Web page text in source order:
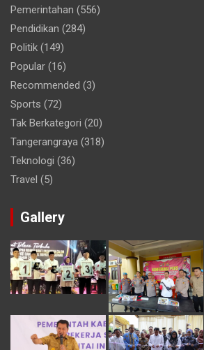
Pemerintahan (556)
Pendidikan (284)
Politik (149)
Popular (16)
Recommended (3)
Sports (72)
Tak Berkategori (20)
Tangerangraya (318)
Teknologi (36)
Travel (5)
Gallery